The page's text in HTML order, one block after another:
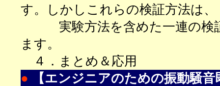
す。しかしこれらの検証方法は、
実験方法を含めた一連の検証
ます。
４． まとめ＆応用
●
【エンジニアのための振動騒